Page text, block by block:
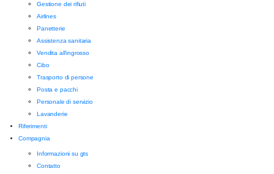
Gestione dei rifiuti
Airlines
Panetterie
Assistenza sanitaria
Vendita all'ingrosso
Cibo
Trasporto di persone
Posta e pacchi
Personale di servizio
Lavanderie
Riferimenti
Compagnia
Informazioni su gts
Contatto